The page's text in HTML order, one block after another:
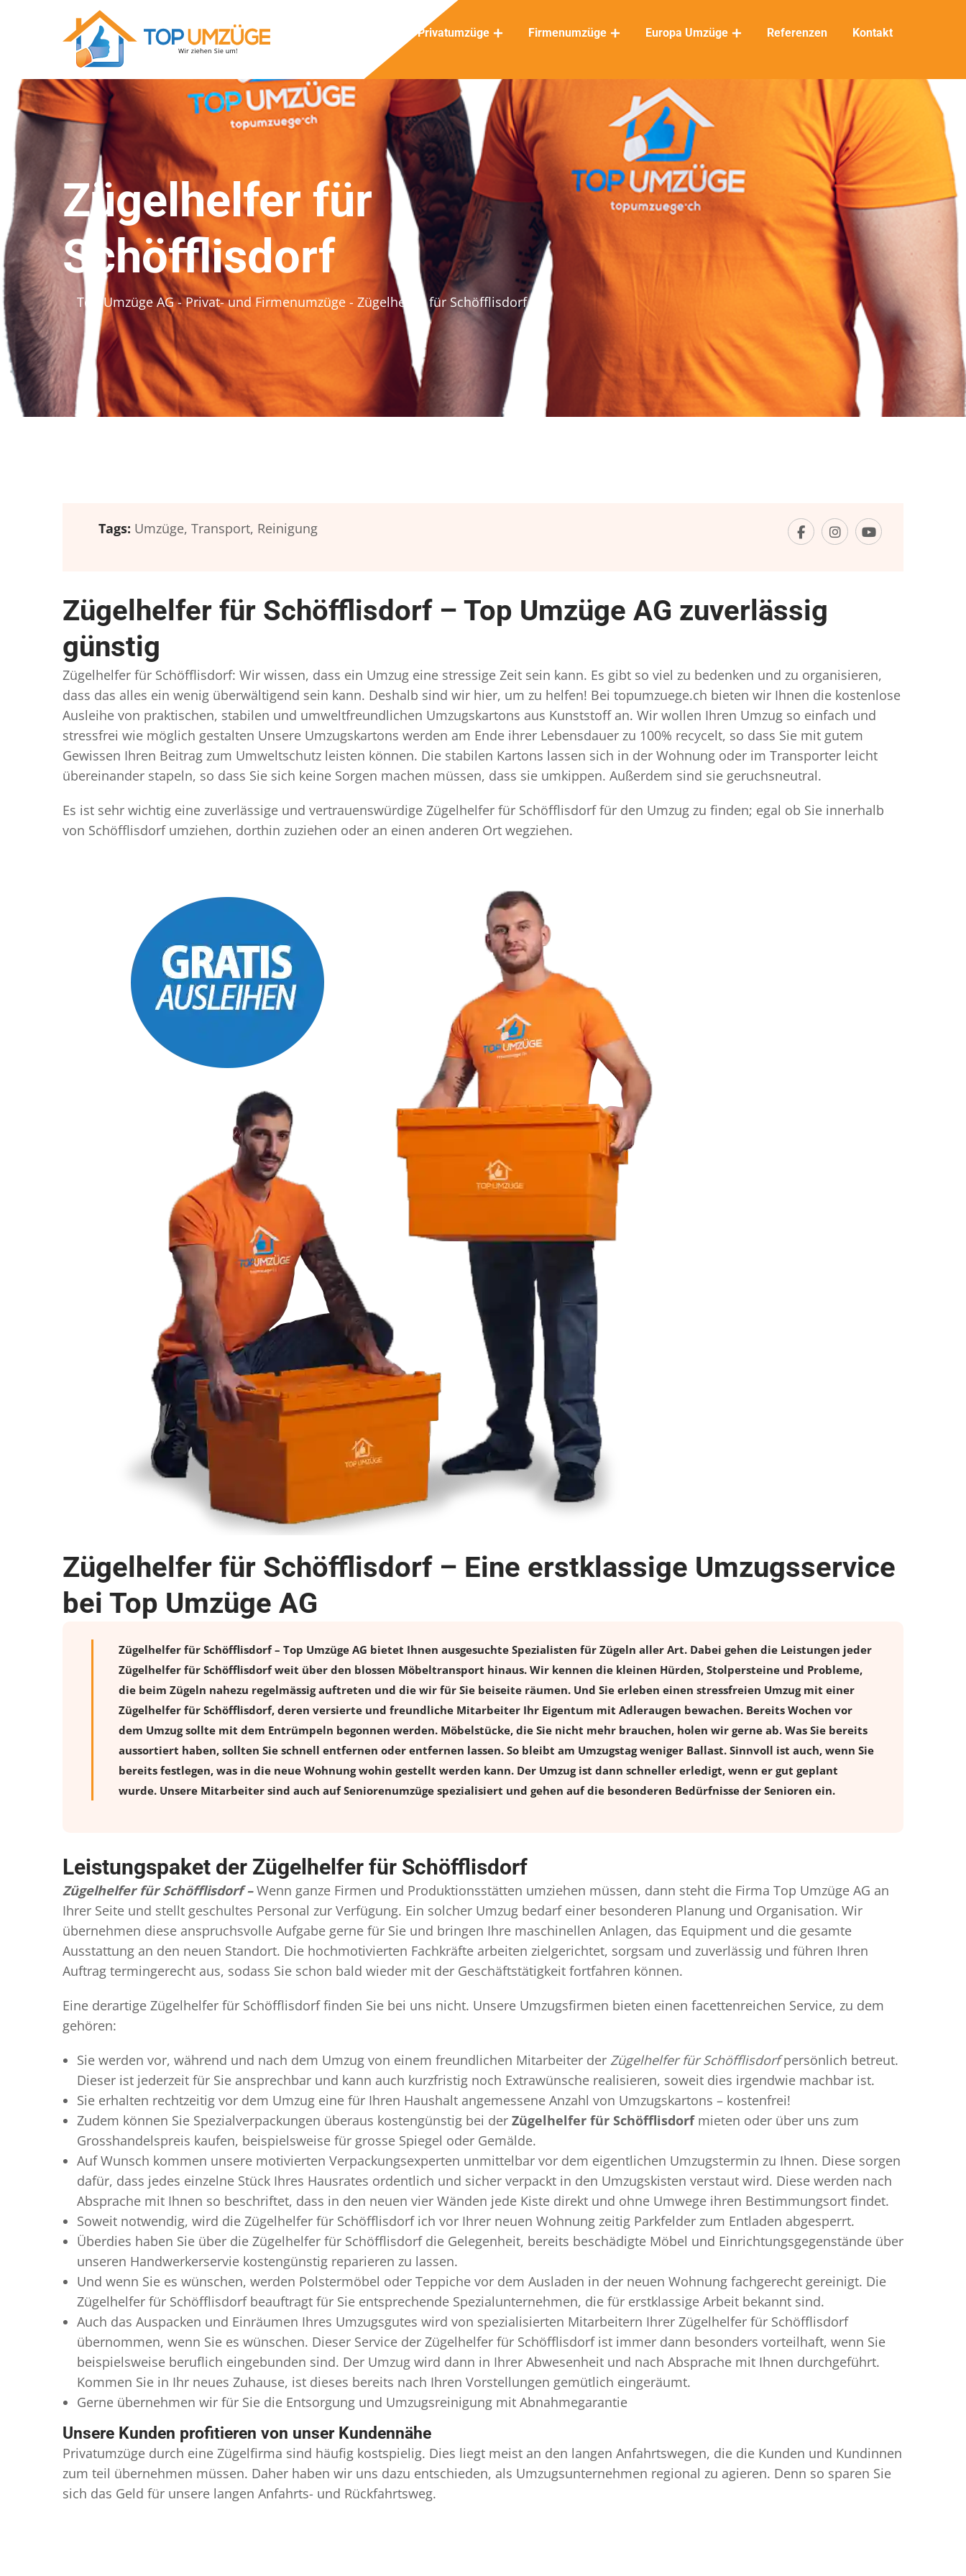
Privatumzüge Firmenumzüge Europa Umzüge Referenzen Kontakt
Zügelhelfer für
Schöfflisdorf
Top Umzüge AG - Privat- und Firmenumzüge - Zügelhelfer für Schöfflisdorf
Tags: Umzüge, Transport, Reinigung
Zügelhelfer für Schöfflisdorf – Top Umzüge AG zuverlässig
günstig
Zügelhelfer für Schöfflisdorf: Wir wissen, dass ein Umzug eine stressige Zeit sein kann. Es gibt so viel zu bedenken und zu organisieren,
dass das alles ein wenig überwältigend sein kann. Deshalb sind wir hier, um zu helfen! Bei topumzuege.ch bieten wir Ihnen die kostenlose
Ausleihe von praktischen, stabilen und umweltfreundlichen Umzugskartons aus Kunststoff an. Wir wollen Ihren Umzug so einfach und
stressfrei wie möglich gestalten Unsere Umzugskartons werden am Ende ihrer Lebensdauer zu 100% recycelt, so dass Sie mit gutem
Gewissen Ihren Beitrag zum Umweltschutz leisten können. Die stabilen Kartons lassen sich in der Wohnung oder im Transporter leicht
übereinander stapeln, so dass Sie sich keine Sorgen machen müssen, dass sie umkippen. Außerdem sind sie geruchsneutral.
Es ist sehr wichtig eine zuverlässige und vertrauenswürdige Zügelhelfer für Schöfflisdorf für den Umzug zu finden; egal ob Sie innerhalb
von Schöfflisdorf umziehen, dorthin zuziehen oder an einen anderen Ort wegziehen.
Zügelhelfer für Schöfflisdorf – Eine erstklassige Umzugsservice
bei Top Umzüge AG
Zügelhelfer für Schöfflisdorf – Top Umzüge AG bietet Ihnen ausgesuchte Spezialisten für Zügeln aller Art. Dabei gehen die Leistungen jeder
Zügelhelfer für Schöfflisdorf weit über den blossen Möbeltransport hinaus. Wir kennen die kleinen Hürden, Stolpersteine und Probleme,
die beim Zügeln nahezu regelmässig auftreten und die wir für Sie beiseite räumen. Und Sie erleben einen stressfreien Umzugmit einer
Zügelhelfer für Schöfflisdorf, deren versierte und freundliche Mitarbeiter Ihr Eigentum mit Adleraugen bewachen. Bereits Wochen vor
dem Umzug sollte mit dem Entrümpeln begonnen werden. Möbelstücke, die Sie nicht mehr brauchen, holen wir gerne ab. Was Sie bereits
aussortiert haben, sollten Sie schnell entfernen oder entfernen lassen. So bleibt am Umzugstag weniger Ballast. Sinnvoll ist auch, wenn Sie
bereits festlegen, was in die neue Wohnung wohin gestellt werden kann. Der Umzug ist dann schneller erledigt, wenn er gut geplant
wurde. Unsere Mitarbeiter sind auch auf Seniorenumzüge spezialisiert und gehen auf die besonderen Bedürfnisse der Senioren ein.
Leistungspaket der Zügelhelfer für Schöfflisdorf
Zügelhelfer für Schöfflisdorf – Wenn ganze Firmen und Produktionsstätten umziehen müssen, dann steht die Firma Top Umzüge AG an
Ihrer Seite und stellt geschultes Personal zur Verfügung. Ein solcher Umzug bedarf einer besonderen Planung und Organisation. Wir
übernehmen diese anspruchsvolle Aufgabe gerne für Sie und bringen Ihre maschinellen Anlagen, das Equipment und die gesamte
Ausstattung an den neuen Standort. Die hochmotivierten Fachkräfte arbeiten zielgerichtet, sorgsam und zuverlässig und führen Ihren
Auftrag termingerecht aus, sodass Sie schon bald wieder mit der Geschäftstätigkeit fortfahren können.
Eine derartige Zügelhelfer für Schöfflisdorf finden Sie bei uns nicht. Unsere Umzugsfirmen bieten einen facettenreichen Service, zu dem
gehören:
Sie werden vor, während und nach dem Umzug von einem freundlichen Mitarbeiter der Zügelhelfer für Schöfflisdorfpersönlich betreut.
Dieser ist jederzeit für Sie ansprechbar und kann auch kurzfristig noch Extrawünsche realisieren, soweit dies irgendwie machbar ist.
Sie erhalten rechtzeitig vor dem Umzug eine für Ihren Haushalt angemessene Anzahl von Umzugskartons – kostenfrei!
Zudem können Sie Spezialverpackungen überaus kostengünstig bei der Zügelhelfer für Schöfflisdorfmieten oder über uns zum
Grosshandelspreis kaufen, beispielsweise für grosse Spiegel oder Gemälde.
Auf Wunsch kommen unsere motivierten Verpackungsexperten unmittelbar vor dem eigentlichen Umzugstermin zu Ihnen. Diese sorgen
dafür, dass jedes einzelne Stück Ihres Hausrates ordentlich und sicher verpackt in den Umzugskisten verstaut wird. Diese werden nach
Absprache mit Ihnen so beschriftet, dass in den neuen vier Wänden jede Kiste direkt und ohne Umwege ihren Bestimmungsort findet.
Soweit notwendig, wird die Zügelhelfer für Schöfflisdorf ich vor Ihrer neuen Wohnung zeitig Parkfelder zum Entladen abgesperrt.
Überdies haben Sie über die Zügelhelfer für Schöfflisdorf die Gelegenheit, bereits beschädigte Möbel und Einrichtungsgegenstände über
unseren Handwerkerservie kostengünstig reparieren zu lassen.
Und wenn Sie es wünschen, werden Polstermöbel oder Teppiche vor dem Ausladen in der neuen Wohnung fachgerecht gereinigt. Die
Zügelhelfer für Schöfflisdorf beauftragt für Sie entsprechende Spezialunternehmen, die für erstklassige Arbeit bekannt sind.
Auch das Auspacken und Einräumen Ihres Umzugsgutes wird von spezialisierten Mitarbeitern Ihrer Zügelhelfer für Schöfflisdorf
übernommen, wenn Sie es wünschen. Dieser Service der Zügelhelfer für Schöfflisdorf ist immer dann besonders vorteilhaft, wenn Sie
beispielsweise beruflich eingebunden sind. Der Umzug wird dann in Ihrer Abwesenheit und nach Absprache mit Ihnen durchgeführt.
Kommen Sie in Ihr neues Zuhause, ist dieses bereits nach Ihren Vorstellungen gemütlich eingeräumt.
Gerne übernehmen wir für Sie die Entsorgung und Umzugsreinigung mit Abnahmegarantie
Unsere Kunden profitieren von unser Kundennähe
Privatumzüge durch eine Zügelfirma sind häufig kostspielig. Dies liegt meist an den langen Anfahrtswegen, die die Kunden und Kundinnen
zum teil übernehmen müssen. Daher haben wir uns dazu entschieden, als Umzugsunternehmen regional zu agieren. Denn so sparen Sie
sich das Geld für unsere langen Anfahrts- und Rückfahrtsweg.